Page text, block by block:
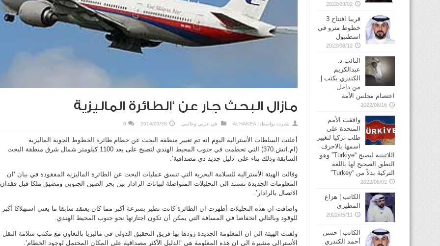
مازال البحث جار عن ‘الطائرة الماليزية
نشرت بواسطة: ALHAKEA في عربي وعالمي 2014/03/28
0
أعلنت السلطات الأسترالية اليوم انه تم تغيير منطقة البحث عن حطام طائرة الخطوط الجوية الماليزية
(ام.اتش.370) التي تحطمت في جنوب المحيط الهندي لتصبح على بعد 1100 كيلومتر شمال شرق منطقة البحث
السابقة وذلك بناء على ‘دليل جديد ذي مصداقية’.
وقالت الهيئة الأسترالية للسلامة البحرية التي تنسق عمليات البحث عن الطائرة الماليزية المفقودة في بيان ‘ان
المعلومات الجديدة تستند الى التحليلات المتواصلة لبيانات الرادار بين بحر الصين الجنوبي ومضيق ملكا قبل فقدان
الاتصال بالرادار’.
واضافت ان هذه التحليلات أظهرت ان الطائرة كانت تطير بسرعة أكبر مما كان يعتقد سابقا ما يعني استهلاكا أكبر
للوقود وبالتالي انخفاضا في المسافة التي يمكن أن تكون اجتازتها نحو جنوب المحيط الهندي.
ولفتت الهيئة الى ان المعلومة الجديدة زودها بها فريق التحقيق الدولي في ماليزيا بالتعاون مع مكتب سلامة النقل
الأسترالي مشيرة الى ان هذه المعلومة هي ‘الدليل الأكثر مصداقية على المكان المحتمل لوجود الحطام’.
2022/09/02
قريبا افتتاح 3
خطوط مترو في
2022/08/12
النائب د.
عبدالكريم
الكندري يكتب |
من داخل
اعتصام مجلس الأمة
2022/06/16
وافقت الأمم
المتحدة على
طلب تركيا لتغيير
اسمها بالاحرف
اللاتينية ليصبح “Türkiye” وهو
النطق الصحيح لها باللغة
التركية بدلاً من “Turkey”
2022/06/02
الكاتب | هزاع
المطيري
2022/05/11
الكاتب | حسن
أحمد الكندري